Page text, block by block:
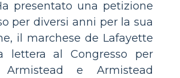
presentato una petizione
per diversi anni per la sua
il marchese de Lafayette
lettera al Congresso per
e Armistead